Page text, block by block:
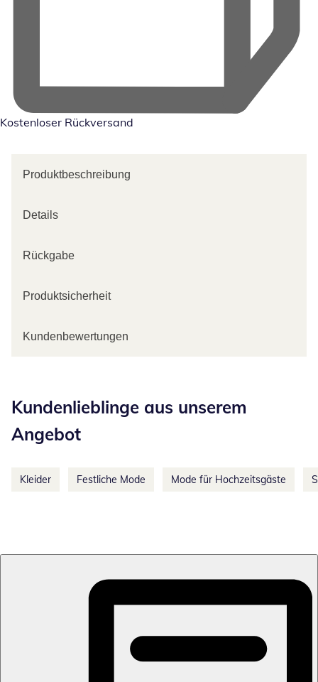
Kostenloser Rückversand
Produktbeschreibung
Details
Rückgabe
Produktsicherheit
Kundenbewertungen
Kundenlieblinge aus unserem
Angebot
Kleider Festliche Mode Mode für Hochzeitsgäste